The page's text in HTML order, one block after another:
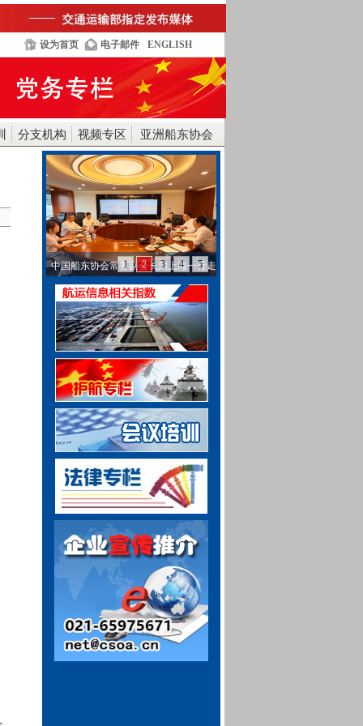
设为首页 电子邮件 ENGLISH
分支机构 视频专区 亚洲船东协会
中国船东协会常务副会长刘上海一行走
访工银金融租赁…
1 2 3 4 5